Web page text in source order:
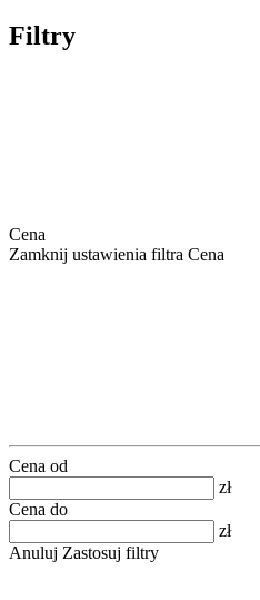
Filtry
Cena
Zamknij ustawienia filtra Cena
Cena od
zł
Cena do
zł
Anuluj Zastosuj filtry